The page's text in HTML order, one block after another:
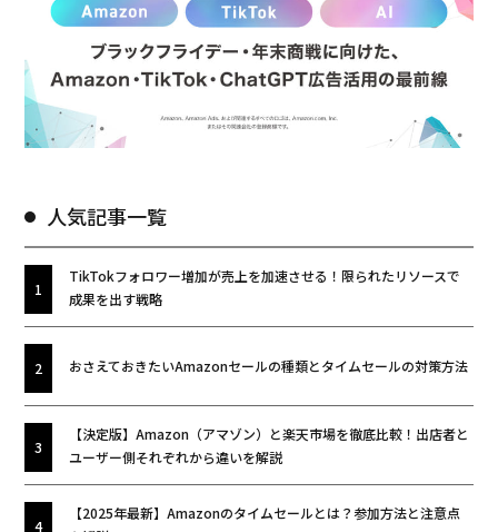
人気記事一覧
TikTokフォロワー増加が売上を加速させる！限られたリソースで
成果を出す戦略
おさえておきたいAmazonセールの種類とタイムセールの対策方法
【決定版】Amazon（アマゾン）と楽天市場を徹底比較！出店者と
ユーザー側それぞれから違いを解説
【2025年最新】Amazonのタイムセールとは？参加方法と注意点